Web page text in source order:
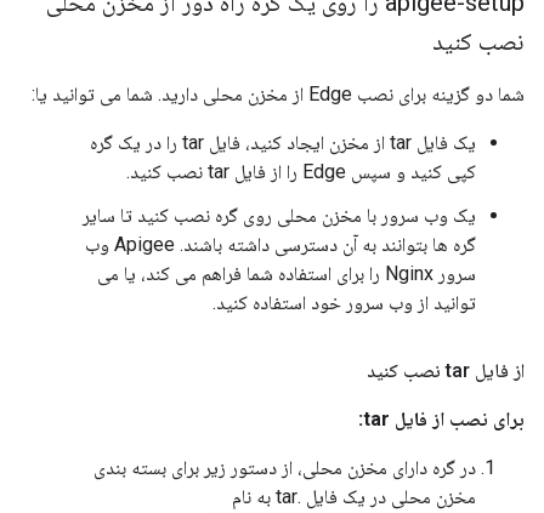
نصب کنید
شما دو گزینه برای نصب Edge از مخزن محلی دارید. شما می توانید یا:
یک فایل tar از مخزن ایجاد کنید، فایل tar را در یک گره
کپی کنید و سپس Edge را از فایل tar نصب کنید.
یک وب سرور با مخزن محلی روی گره نصب کنید تا سایر
گره ها بتوانند به آن دسترسی داشته باشند. Apigee وب
سرور Nginx را برای استفاده شما فراهم می کند، یا می
توانید از وب سرور خود استفاده کنید.
از فایل tar نصب کنید
برای نصب از فایل tar:
در گره دارای مخزن محلی، از دستور زیر برای بسته بندی
مخزن محلی در یک فایل .tar به نام